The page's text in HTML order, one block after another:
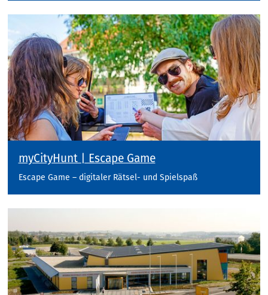
myCityHunt | Escape Game
Escape Game – digitaler Rätsel- und Spielspaß